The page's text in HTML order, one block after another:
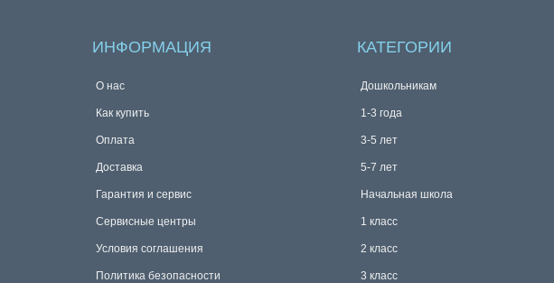
ИНФОРМАЦИЯ
О нас
Как купить
Оплата
Доставка
Гарантия и сервис
Сервисные центры
Условия соглашения
Политика безопасности
КАТЕГОРИИ
Дошкольникам
1-3 года
3-5 лет
5-7 лет
Начальная школа
1 класс
2 класс
3 класс